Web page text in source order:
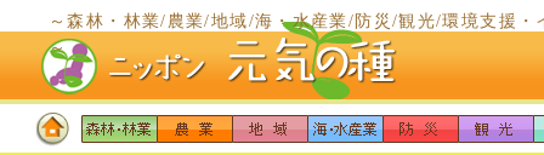
～森林・林業/農業/地域/海・水産業/防災/観光/環境支援
～